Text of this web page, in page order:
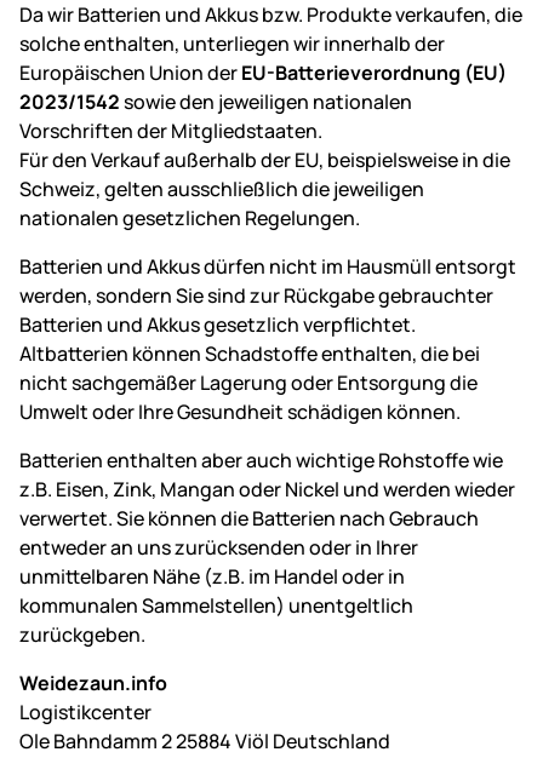
Da wir Batterien und Akkus bzw. Produkte verkaufen, die
solche enthalten, unterliegen wir innerhalb der
Europäischen Union derEU-Batterieverordnung (EU)
2023/1542sowie den jeweiligen nationalen
Vorschriften der Mitgliedstaaten.
Für den Verkauf außerhalb der EU, beispielsweise in die
Schweiz, gelten ausschließlich die jeweiligen
nationalen gesetzlichen Regelungen.
Batterien und Akkus dürfen nicht im Hausmüll entsorgt
werden, sondern Sie sind zur Rückgabe gebrauchter
Batterien und Akkus gesetzlich verpflichtet.
Altbatterien können Schadstoffe enthalten, die bei
nicht sachgemäßer Lagerung oder Entsorgung die
Umwelt oder Ihre Gesundheit schädigen können.
Batterien enthalten aber auch wichtige Rohstoffe wie
z.B. Eisen, Zink, Mangan oder Nickel und werden wieder
verwertet. Sie können die Batterien nach Gebrauch
entweder an uns zurücksenden oder in Ihrer
unmittelbaren Nähe (z.B. im Handel oder in
kommunalen Sammelstellen) unentgeltlich
zurückgeben.
Weidezaun.info
Logistikcenter
Ole Bahndamm 2 25884 Viöl Deutschland